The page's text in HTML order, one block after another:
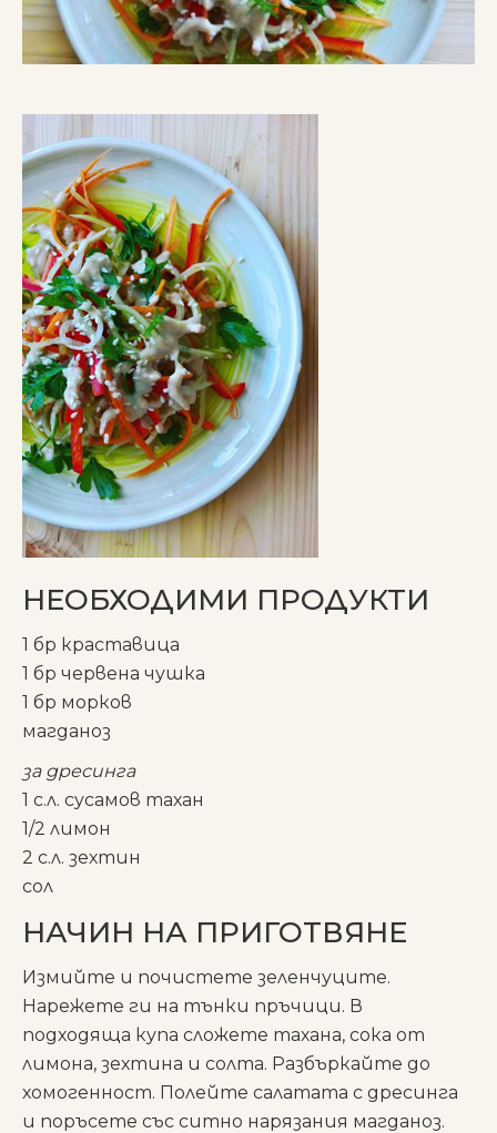
НЕОБХОДИМИ ПРОДУКТИ
1 бр краставица
1 бр червена чушка
1 бр морков
магданоз
за дресинга
1 с.л. сусамов тахан
1/2 лимон
2 с.л. зехтин
сол
НАЧИН НА ПРИГОТВЯНЕ
Измийте и почистете зеленчуците.
Нарежете ги на тънки пръчици. В
подходяща купа сложете тахана, сока от
лимона, зехтина и солта. Разбъркайте до
хомогенност. Полейте салатата с дресинга
и поръсете със ситно нарязания магданоз.